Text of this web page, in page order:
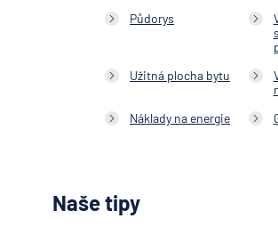
Půdorys
Užitná plocha bytu
Náklady na energie
Naše tipy